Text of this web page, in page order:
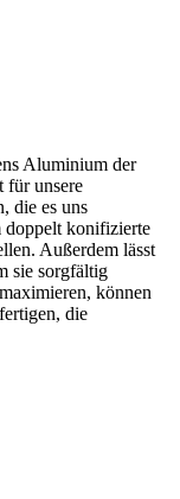
Aluminium der
für unsere
die es uns
doppelt konifizierte
Außerdem lässt
sie sorgfältig
können
die